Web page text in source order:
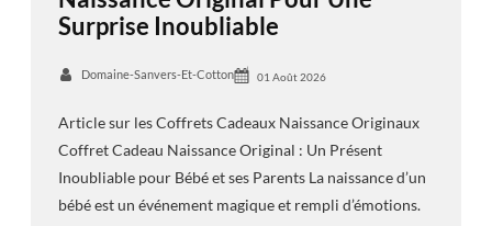
Surprise Inoubliable
Domaine-Sanvers-Et-Cotton 01 Août 2026
Article sur les Coffrets Cadeaux Naissance Originaux
Coffret Cadeau Naissance Original : Un Présent
Inoubliable pour Bébé et ses Parents La naissance d’un
bébé est un événement magique et rempli d’émotions.